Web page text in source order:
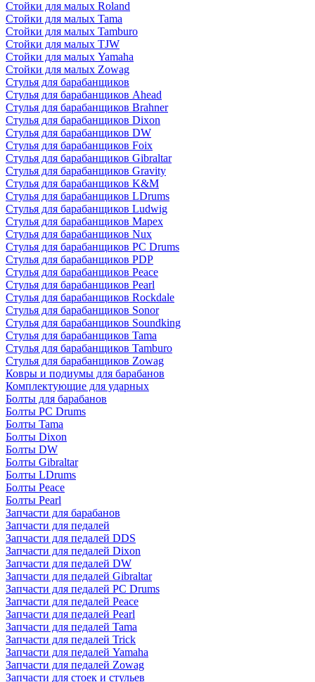
Стойки для малых Roland
Стойки для малых Tama
Стойки для малых Tamburo
Стойки для малых TJW
Стойки для малых Yamaha
Стойки для малых Zowag
Стулья для барабанщиков
Стулья для барабанщиков Ahead
Стулья для барабанщиков Brahner
Стулья для барабанщиков Dixon
Стулья для барабанщиков DW
Стулья для барабанщиков Foix
Стулья для барабанщиков Gibraltar
Стулья для барабанщиков Gravity
Стулья для барабанщиков K&M
Стулья для барабанщиков LDrums
Стулья для барабанщиков Ludwig
Стулья для барабанщиков Mapex
Стулья для барабанщиков Nux
Стулья для барабанщиков PC Drums
Стулья для барабанщиков PDP
Стулья для барабанщиков Peace
Стулья для барабанщиков Pearl
Стулья для барабанщиков Rockdale
Стулья для барабанщиков Sonor
Стулья для барабанщиков Soundking
Стулья для барабанщиков Tama
Стулья для барабанщиков Tamburo
Стулья для барабанщиков Zowag
Ковры и подиумы для барабанов
Комплектующие для ударных
Болты для барабанов
Болты PC Drums
Болты Tama
Болты Dixon
Болты DW
Болты Gibraltar
Болты LDrums
Болты Peace
Болты Pearl
Запчасти для барабанов
Запчасти для педалей
Запчасти для педалей DDS
Запчасти для педалей Dixon
Запчасти для педалей DW
Запчасти для педалей Gibraltar
Запчасти для педалей PC Drums
Запчасти для педалей Peace
Запчасти для педалей Pearl
Запчасти для педалей Tama
Запчасти для педалей Trick
Запчасти для педалей Yamaha
Запчасти для педалей Zowag
Запчасти для стоек и стульев